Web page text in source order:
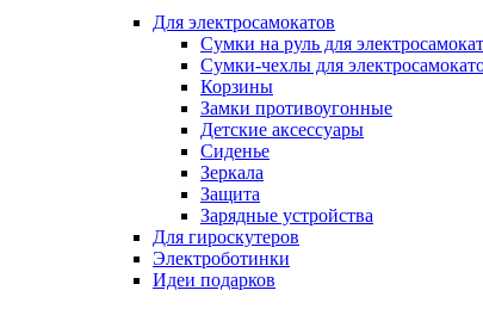
Для электросамокатов
Сумки на руль для
Сумки-чехлы для
Корзины
Замки противоугонные
Детские аксессуары
Сиденье
Зеркала
Защита
Зарядные устройства
Для гироскутеров
Электроботинки
Идеи подарков